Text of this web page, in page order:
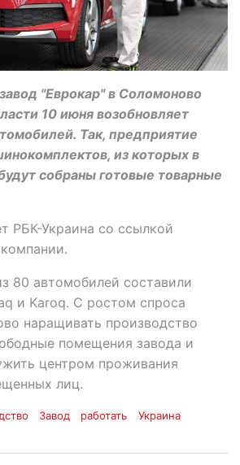
"Еврокар" в Соломоново
10 июня возобновляет
Так, предприятие
из которых в
собраны готовые товарные
РБК-Украина со ссылкой
80 автомобилей составили
и Karoq. С ростом спроса
наращивать производство
помещения завода и
центром проживания
лиц.
Завод работать Украина